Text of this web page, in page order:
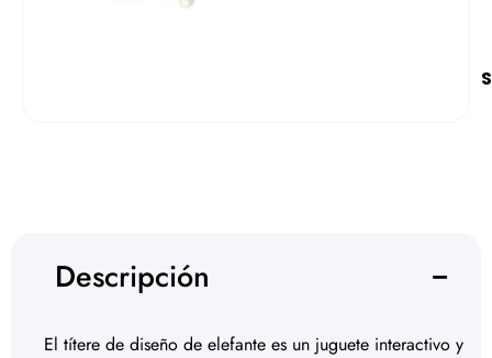
Descripción
El títere de diseño de elefante es un juguete interactivo y